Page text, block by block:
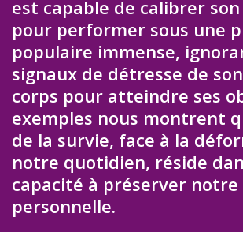
est capable de calibrer
pour performer sous une
populaire immense,
signaux de détresse de
corps pour atteindre ses
exemples nous montrent
de la survie, face à la
notre quotidien, réside
capacité à préserver notre
personnelle.